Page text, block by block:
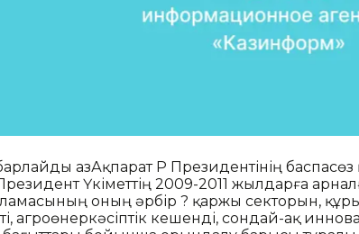
ҚазАқпарат ҚР Президентінің баспасөз
Үкіметтің 2009-2011 жылдарға
оның әрбір ? қаржы секторын,
агроөнеркәсіптік кешенді, сондай-ақ